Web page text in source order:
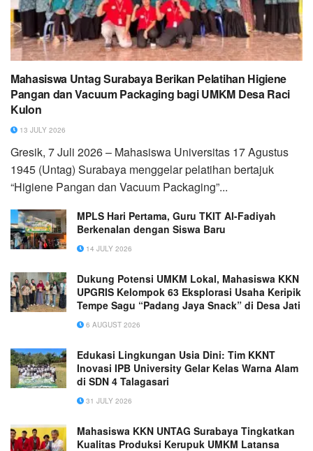
Mahasiswa Untag Surabaya Berikan Pelatihan Higiene
Pangan dan Vacuum Packaging bagi UMKM Desa Raci
Kulon
13 JULY 2026
Gresik, 7 Juli 2026 – Mahasiswa Universitas 17 Agustus
1945 (Untag) Surabaya menggelar pelatihan bertajuk
“Higiene Pangan dan Vacuum Packaging”...
MPLS Hari Pertama, Guru TKIT Al-Fadiyah
Berkenalan dengan Siswa Baru
14 JULY 2026
Dukung Potensi UMKM Lokal, Mahasiswa KKN
UPGRIS Kelompok 63 Eksplorasi Usaha Keripik
Tempe Sagu “Padang Jaya Snack” di Desa Jati
6 AUGUST 2026
Edukasi Lingkungan Usia Dini: Tim KKNT
Inovasi IPB University Gelar Kelas Warna Alam
di SDN 4 Talagasari
31 JULY 2026
Mahasiswa KKN UNTAG Surabaya Tingkatkan
Kualitas Produksi Kerupuk UMKM Latansa